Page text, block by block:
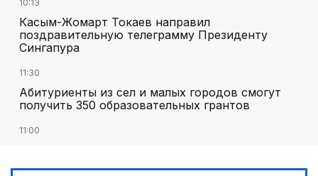
10:13
Касым-Жомарт Токаев направил
поздравительную телеграмму Президенту
Сингапура
11:30
Абитуриенты из сел и малых городов смогут
получить 350 образовательных грантов
11:00